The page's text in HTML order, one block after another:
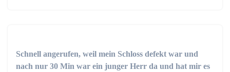
Schnell angerufen, weil mein Schloss defekt war und
nach nur 30 Min war ein junger Herr da und hat mir es